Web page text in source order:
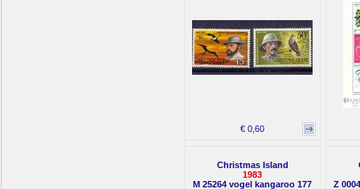
€ 0,60
Christmas Island
1983
M 25264 vogel kangaroo 177
Z